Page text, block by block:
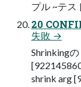
プル ~テス
20
失敗 →
Shrinking
shrink arg